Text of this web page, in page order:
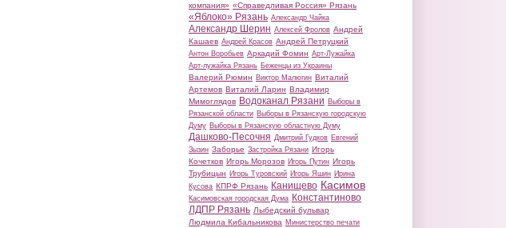
компания» «Справедливая Россия» Рязань
«Яблоко» Рязань Александр Чайка
Александр Шерин Алексей Фролов Андрей
Кашаев Андрей Красов Андрей Петруцкий
Антон Воробьев Аркадий Фомин Арт-Лужайка
Арт-лужайка Рязань Беженцы из Украины
Валерий Рюмин Виктор Малюгин Виталий
Артемов Виталий Ларин Владимир
Мимоглядов Водоканал Рязани Выборы в
Рязанской области Выборы в Рязанскую городскую
Думу Выборы в Рязанскую областную Думу
Дашково-Песочня Дмитрий Гудков Евгений
Зызин Заборье Застройка Рязани Игорь
Кочетков Игорь Морозов Игорь Путин Игорь
Трубицын Игорь Туровский Игорь Яшин Ирина
Кусова КПРФ Рязань Канищево Касимов
Касимовская городская Дума Константиново
ЛДПР Рязань Лыбедский бульвар
Людмила Кибальникова Министерство печати